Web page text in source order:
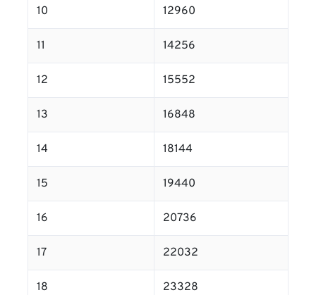
10 12960
11 14256
12 15552
13 16848
14 18144
15 19440
16 20736
17 22032
18 23328